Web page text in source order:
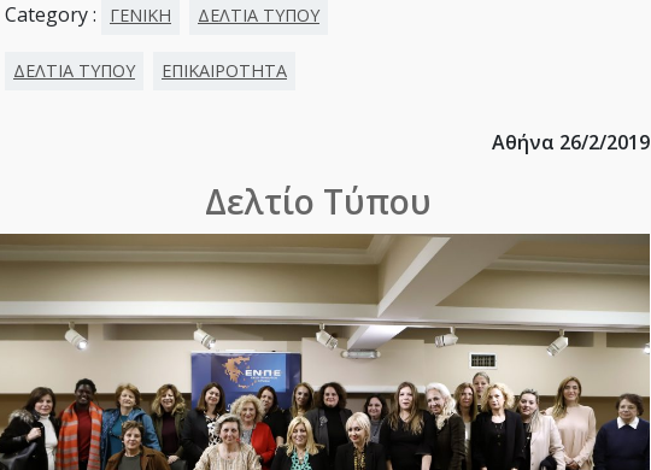
Category : ΓΕΝΙΚΗ ΔΕΛΤΙΑ ΤΥΠΟΥ
ΔΕΛΤΙΑ ΤΥΠΟΥ ΕΠΙΚΑΙΡΟΤΗΤΑ
Αθήνα 26/2/2019
Δελτίο Τύπου